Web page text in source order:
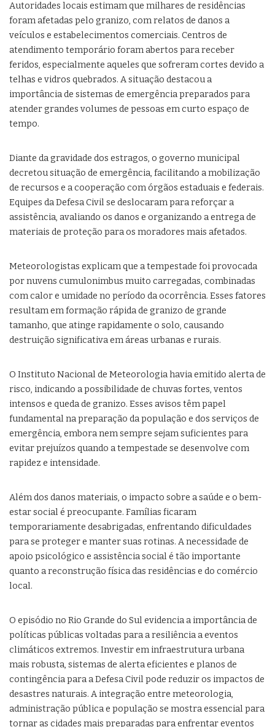
Autoridades locais estimam que milhares de residências
foram afetadas pelo granizo, com relatos de danos a
veículos e estabelecimentos comerciais. Centros de
atendimento temporário foram abertos para receber
feridos, especialmente aqueles que sofreram cortes devido a
telhas e vidros quebrados. A situação destacou a
importância de sistemas de emergência preparados para
atender grandes volumes de pessoas em curto espaço de
tempo.
Diante da gravidade dos estragos, o governo municipal
decretou situação de emergência, facilitando a mobilização
de recursos e a cooperação com órgãos estaduais e federais.
Equipes da Defesa Civil se deslocaram para reforçar a
assistência, avaliando os danos e organizando a entrega de
materiais de proteção para os moradores mais afetados.
Meteorologistas explicam que a tempestade foi provocada
por nuvens cumulonimbus muito carregadas, combinadas
com calor e umidade no período da ocorrência. Esses fatores
resultam em formação rápida de granizo de grande
tamanho, que atinge rapidamente o solo, causando
destruição significativa em áreas urbanas e rurais.
O Instituto Nacional de Meteorologia havia emitido alerta de
risco, indicando a possibilidade de chuvas fortes, ventos
intensos e queda de granizo. Esses avisos têm papel
fundamental na preparação da população e dos serviços de
emergência, embora nem sempre sejam suficientes para
evitar prejuízos quando a tempestade se desenvolve com
rapidez e intensidade.
Além dos danos materiais, o impacto sobre a saúde e o bem-
estar social é preocupante. Famílias ficaram
temporariamente desabrigadas, enfrentando dificuldades
para se proteger e manter suas rotinas. A necessidade de
apoio psicológico e assistência social é tão importante
quanto a reconstrução física das residências e do comércio
local.
O episódio no Rio Grande do Sul evidencia a importância de
políticas públicas voltadas para a resiliência a eventos
climáticos extremos. Investir em infraestrutura urbana
mais robusta, sistemas de alerta eficientes e planos de
contingência para a Defesa Civil pode reduzir os impactos de
desastres naturais. A integração entre meteorologia,
administração pública e população se mostra essencial para
tornar as cidades mais preparadas para enfrentar eventos